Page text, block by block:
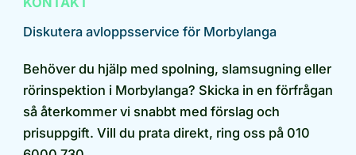
Diskutera avloppsservice för Morbylanga
Behöver du hjälp med spolning, slamsugning eller
rörinspektion i Morbylanga? Skicka in en förfrågan
så återkommer vi snabbt med förslag och
prisuppgift. Vill du prata direkt, ring oss på 010